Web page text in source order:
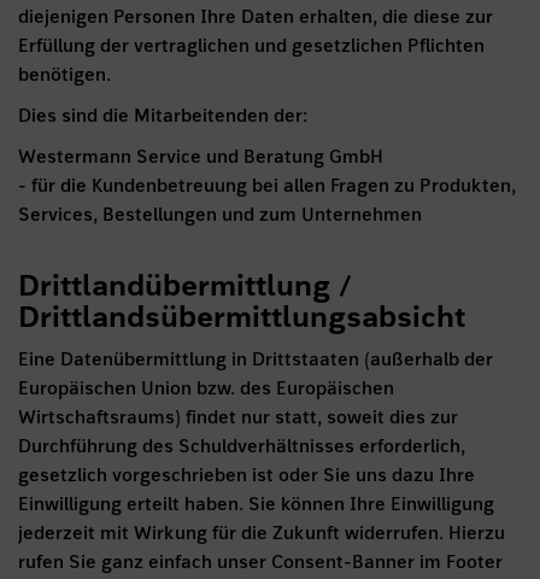
diejenigen Personen Ihre Daten erhalten, die diese zur
Erfüllung der vertraglichen und gesetzlichen Pflichten
benötigen.
Dies sind die Mitarbeitenden der:
Westermann Service und Beratung GmbH
- für die Kundenbetreuung bei allen Fragen zu Produkten,
Services, Bestellungen und zum Unternehmen
Drittlandübermittlung /
Drittlandsübermittlungsabsicht
Eine Datenübermittlung in Drittstaaten (außerhalb der
Europäischen Union bzw. des Europäischen
Wirtschaftsraums) findet nur statt, soweit dies zur
Durchführung des Schuldverhältnisses erforderlich,
gesetzlich vorgeschrieben ist oder Sie uns dazu Ihre
Einwilligung erteilt haben. Sie können Ihre Einwilligung
jederzeit mit Wirkung für die Zukunft widerrufen. Hierzu
rufen Sie ganz einfach unser Consent-Banner im Footer